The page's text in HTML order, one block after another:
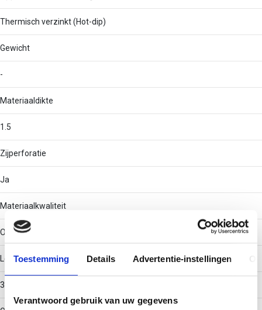
Toestemming Details Advertentie-instellingen
Verantwoord gebruik van uw gegevens
Thermisch verzinkt (Hot-dip)
Gewicht
-
Materiaaldikte
1.5
Zijperforatie
Ja
Materiaalkwaliteit
Overig
Lengte
3000